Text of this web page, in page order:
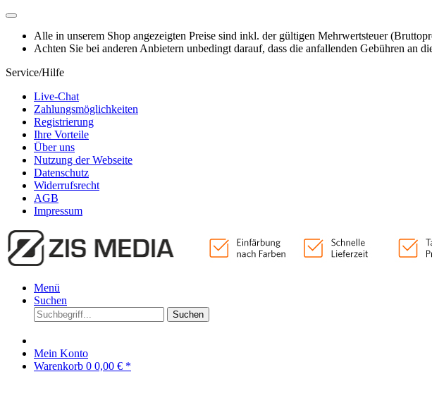
Alle in unserem Shop angezeigten Preise sind inkl. der gültigen Mehrwertsteuer
Achten Sie bei anderen Anbietern unbedingt darauf, dass die anfallenden Gebühren
Service/Hilfe
Live-Chat
Zahlungsmöglichkeiten
Registrierung
Ihre Vorteile
Über uns
Nutzung der Webseite
Datenschutz
Widerrufsrecht
AGB
Impressum
Menü
Suchen
Suchen
Mein Konto
Warenkorb 0 0,00 € *